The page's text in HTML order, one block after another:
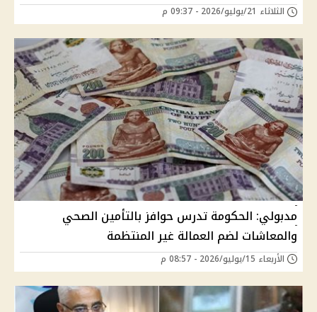
الثلاثاء 21/يوليو/2026 - 09:37 م
مدبولي: الحكومة تدرس حوافز بالتأمين الصحي
والمعاشات لضم العمالة غير المنتظمة
الأربعاء 15/يوليو/2026 - 08:57 م